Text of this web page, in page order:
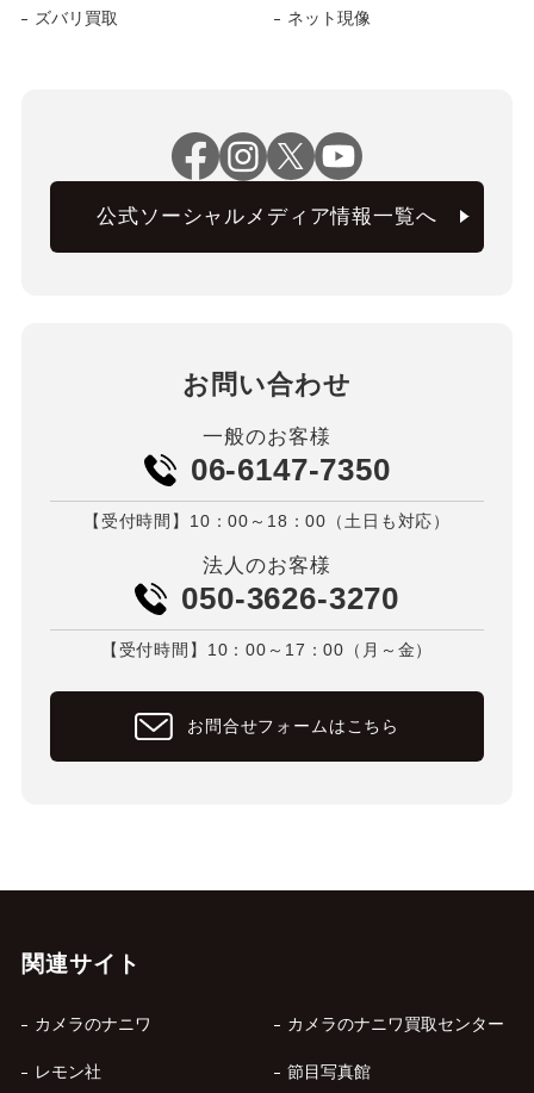
ズバリ買取 ネット現像
公式ソーシャルメディア情報一覧へ
お問い合わせ
一般のお客様
06-6147-7350
【受付時間】10：00～18：00（土日も対応）
法人のお客様
050-3626-3270
【受付時間】10：00～17：00（月～金）
お問合せフォームはこちら
関連サイト
カメラのナニワ カメラのナニワ買取センター
レモン社 節目写真館